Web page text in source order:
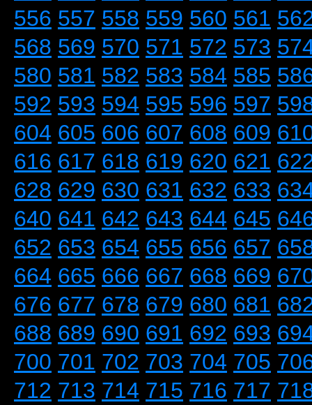
556 557 558 559 560 561
568 569 570 571 572 573
580 581 582 583 584 585
592 593 594 595 596 597
604 605 606 607 608 609
616 617 618 619 620 621
628 629 630 631 632 633
640 641 642 643 644 645
652 653 654 655 656 657
664 665 666 667 668 669
676 677 678 679 680 681
688 689 690 691 692 693
700 701 702 703 704 705
712 713 714 715 716 717